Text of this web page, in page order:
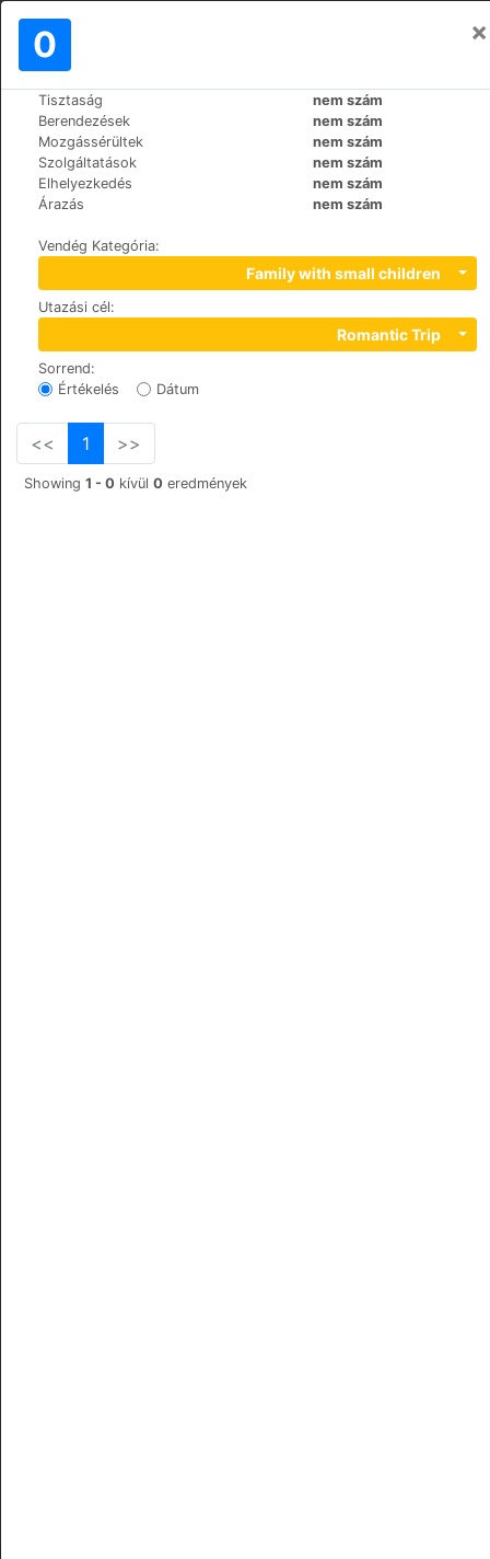
0 ×
Tisztaság
nem szám
Berendezések
nem szám
Mozgássérültek
nem szám
Szolgáltatások
nem szám
Elhelyezkedés
nem szám
Árazás
nem szám
Vendég Kategória:
Family with small children
Utazási cél:
Romantic Trip
Sorrend:
Értékelés
Dátum
<< 1 >>
Showing 1 - 0 kívül 0 eredmények
Világ>Spain
Mon Port Hotel & Spa
+34 971 238623
c/Cala d'Egos, Finca La Noria, 07157